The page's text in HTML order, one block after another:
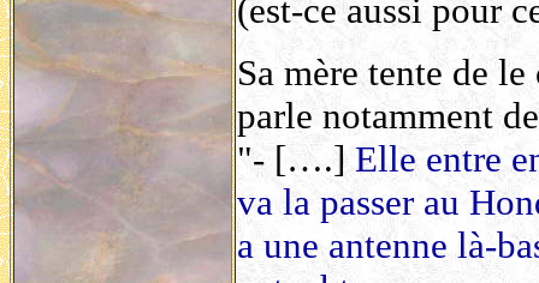
(est-ce aussi pour
Sa mère tente de
parle notamment
"- [….] Elle entre
va la passer au
a une antenne là-